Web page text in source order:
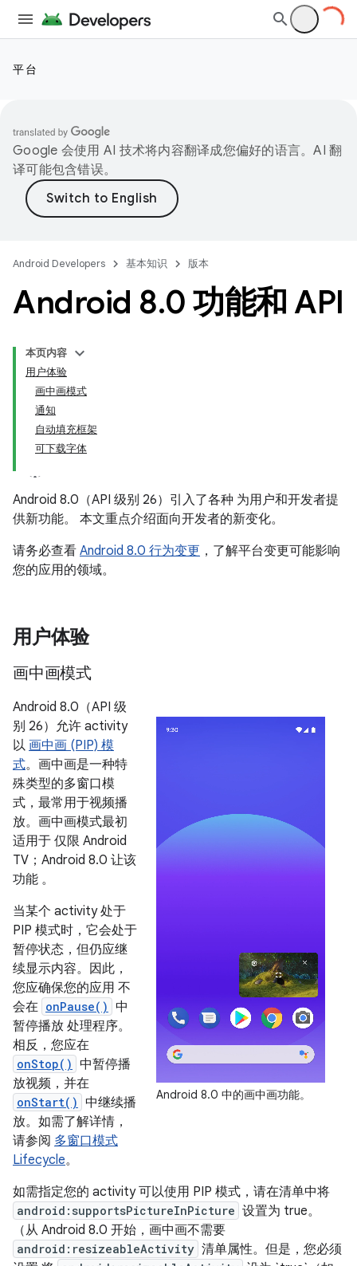
平台
Google 会使用 AI 技术将内容翻译成您偏好的语言。AI 翻
译可能包含错误。
Android Developers 基本知识 版本
Android 8.0 功能和 API
本页内容
用户体验
画中画模式
通知
自动填充框架
可下载字体
Android 8.0（API 级别 26）引入了各种 为用户和开发者提
供新功能。 本文重点介绍面向开发者的新变化。
请务必查看 Android 8.0 行为变更 ，了解平台变更可能影响
您的应用的领域。
用户体验
画中画模式
Android 8.0 中的画中画功能。
Android 8.0（API 级
别 26）允许 activity
以 画中画 (PIP) 模
式。画中画是一种特
殊类型的多窗口模
式，最常用于视频播
放。画中画模式最初
适用于 仅限 Android
TV；Android 8.0 让该
功能 。
当某个 activity 处于
PIP 模式时，它会处于
暂停状态，但仍应继
续显示内容。因此，
您应确保您的应用 不
会在 onPause() 中
暂停播放 处理程序。
相反，您应在
onStop() 中暂停播
放视频，并在
onStart() 中继续播
放。如需了解详情，
请参阅 多窗口模式
Lifecycle。
如需指定您的 activity 可以使用 PIP 模式，请在清单中将
android:supportsPictureInPicture 设置为 true。
（从 Android 8.0 开始，画中画不需要
android:resizeableActivity 清单属性。但是，您必须